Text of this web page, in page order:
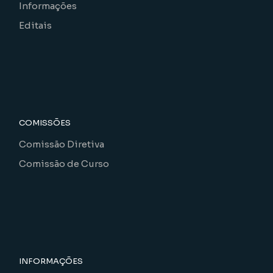
Informações
Editais
COMISSÕES
Comissão Diretiva
Comissão de Curso
INFORMAÇÕES